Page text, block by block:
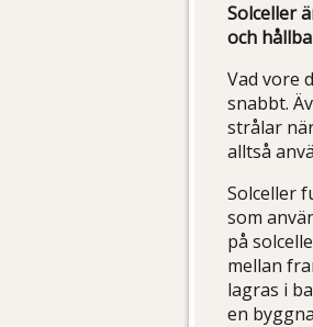
Solceller
och
Vad vore
snabbt.
strålar
alltså
Solceller
som
på
mellan
lagras i
en